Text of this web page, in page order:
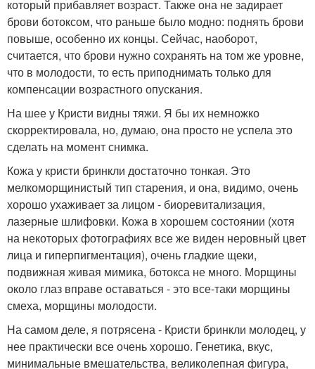
который прибавляет возраст. Также она не задирает
брови ботоксом, что раньше было модно: поднять брови
повыше, особенно их концы. Сейчас, наоборот,
считается, что брови нужно сохранять на том же уровне,
что в молодости, то есть приподнимать только для
компенсации возрастного опускания.
На шее у Кристи видны тяжи. Я бы их немножко
скорректировала, но, думаю, она просто не успела это
сделать на момент снимка.
Кожа у кристи бринкли достаточно тонкая. Это
мелкоморщинистый тип старения, и она, видимо, очень
хорошо ухаживает за лицом - биоревитализация,
лазерные шлифовки. Кожа в хорошем состоянии (хотя
на некоторых фотографиях все же виден неровный цвет
лица и гиперпигментация), очень гладкие щеки,
подвижная живая мимика, ботокса не много. Морщины
около глаз вправе оставаться - это все-таки морщины
смеха, морщины молодости.
На самом деле, я потрясена - Кристи бринкли молодец, у
нее практически все очень хорошо. Генетика, вкус,
минимальные вмешательства, великолепная фигура,